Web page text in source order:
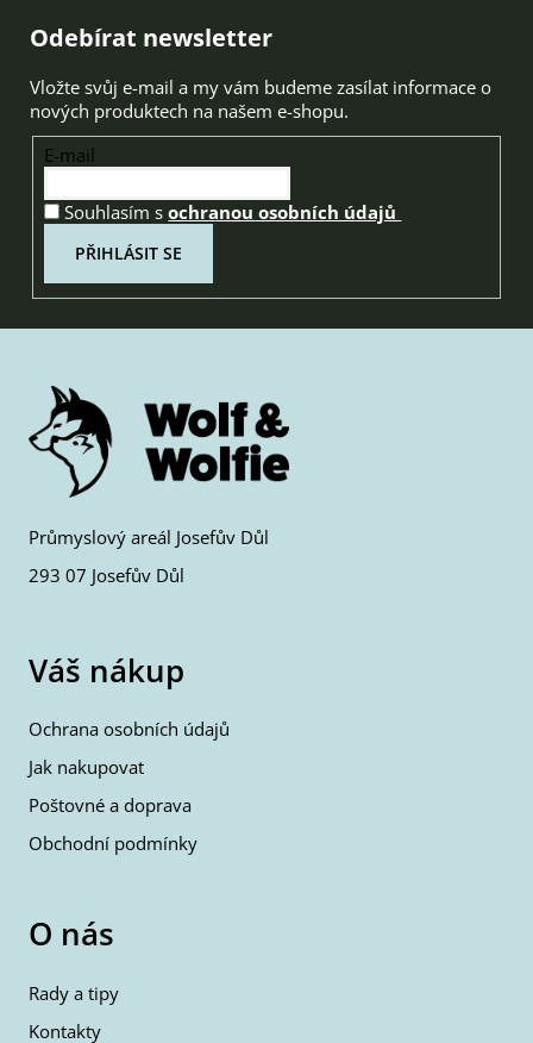
Zápatí
Odebírat newsletter
Vložte svůj e-mail a my vám budeme zasílat informace o
nových produktech na našem e-shopu.
E-mail
Souhlasím sochranou osobních údajů
PŘIHLÁSIT SE
Průmyslový areál Josefův Důl
293 07 Josefův Důl
Váš nákup
Ochrana osobních údajů
Jak nakupovat
Poštovné a doprava
Obchodní podmínky
O nás
Rady a tipy
Kontakty